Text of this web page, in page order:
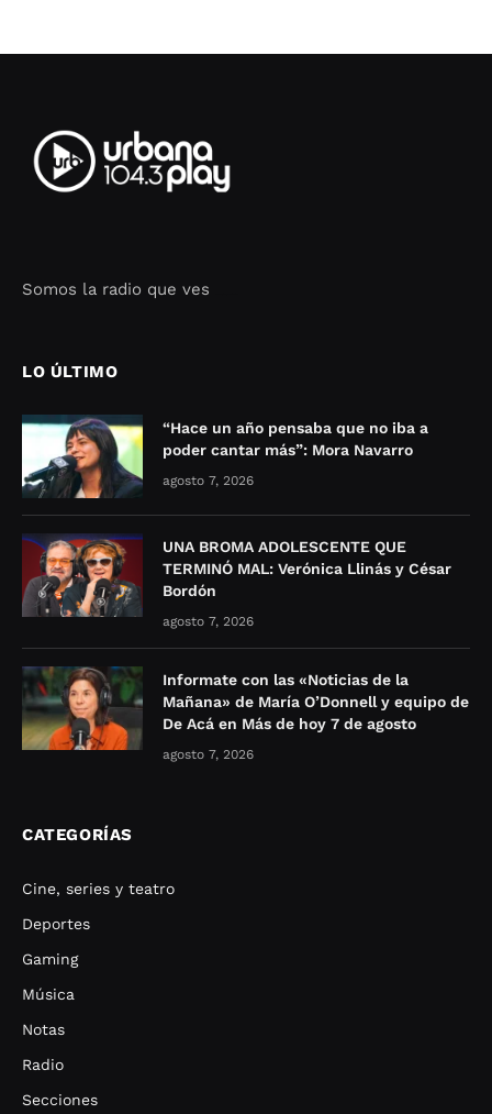
Somos la radio que ves
LO ÚLTIMO
“Hace un año pensaba que no iba a
poder cantar más”: Mora Navarro
agosto 7, 2026
UNA BROMA ADOLESCENTE QUE
TERMINÓ MAL: Verónica Llinás y César
Bordón
agosto 7, 2026
Informate con las «Noticias de la
Mañana» de María O’Donnell y equipo de
De Acá en Más de hoy 7 de agosto
agosto 7, 2026
CATEGORÍAS
Cine, series y teatro
Deportes
Gaming
Música
Notas
Radio
Secciones